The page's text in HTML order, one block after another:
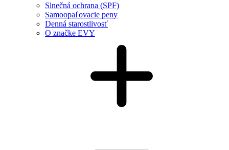
Slnečná ochrana (SPF)
Samoopaľovacie peny
Denná starostlivosť
O značke EVY